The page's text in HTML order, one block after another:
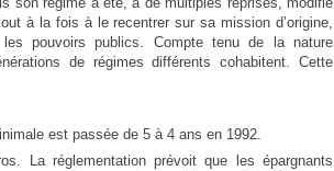
à la fois à le recentrer sur sa mission d’origine,
pouvoirs publics. Compte tenu de la nature
de régimes différents cohabitent. Cette
est passée de 5 à 4 ans en 1992.
La réglementation prévoit que les épargnants